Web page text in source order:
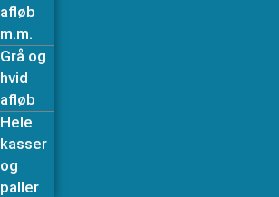
afløb
m.m.
Grå og
hvid
afløb
Hele
kasser
og
paller